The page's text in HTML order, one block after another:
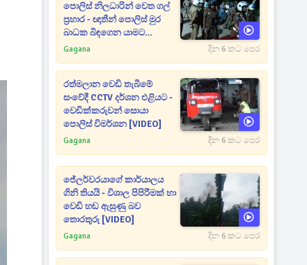
පොලිස් නිලධාරින් වෙත ගල්
ප්‍රහාර - ඥාතීන් පොලිස් මුර
බාධක බිඳගෙන යාමට
උත්සාහයක [VIDEO]
Gagana දින 6 කට පෙර
රත්මලාන වෙඩි තැබීමේ
සංවේදී CCTV දර්ශන එළියට -
වෙඩික්කරුවන් සොයා
පොලිස් විමර්ශන [VIDEO]
Gagana දින 6 කට පෙර
ජේලර්වරයාගේ කාර්යාලය
ගිනි තියයි - විශාල පිපිරීමක් හා
වෙඩි හඬ ඇසුණු බව
තොරතුරු [VIDEO]
Gagana දින 6 කට පෙර